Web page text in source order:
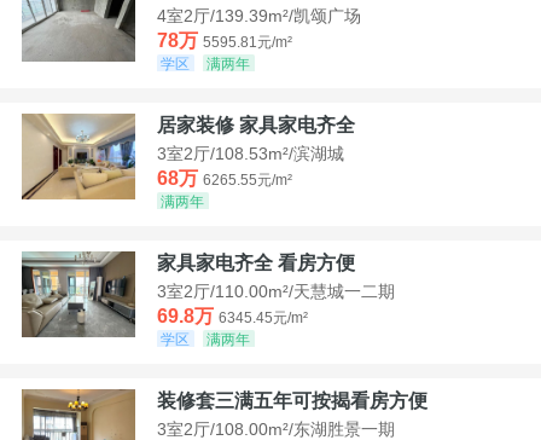
4室2厅/139.39m²/凯颂广场
78万 5595.81元/m²
学区
满两年
居家装修 家具家电齐全
3室2厅/108.53m²/滨湖城
68万 6265.55元/m²
满两年
家具家电齐全 看房方便
3室2厅/110.00m²/天慧城一二期
69.8万 6345.45元/m²
学区
满两年
装修套三满五年可按揭看房方便
3室2厅/108.00m²/东湖胜景一期